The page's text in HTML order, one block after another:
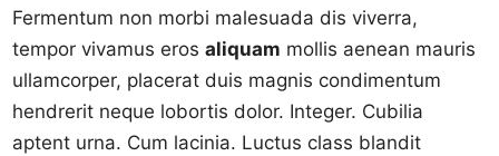
Fermentum non morbi malesuada dis viverra,
tempor vivamus erosaliquam mollis aenean mauris
ullamcorper, placerat duis magnis condimentum
hendrerit neque lobortis dolor. Integer. Cubilia
aptent urna. Cum lacinia. Luctus class blandit